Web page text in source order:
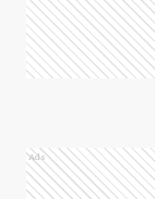
Ads